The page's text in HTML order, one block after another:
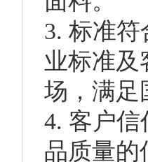
3. 标准
业标准及
场，满足
4. 客户
品质量的